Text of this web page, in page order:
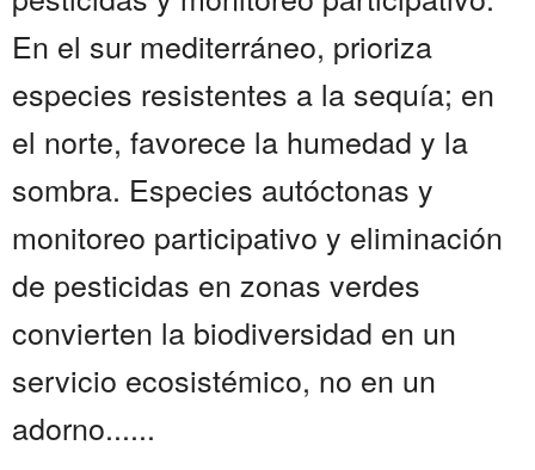
En el sur mediterráneo, prioriza
especies resistentes a la sequía; en
el norte, favorece la humedad y la
sombra. Especies autóctonas y
monitoreo participativo y eliminación
de pesticidas en zonas verdes
convierten la biodiversidad en un
servicio ecosistémico, no en un
adorno......